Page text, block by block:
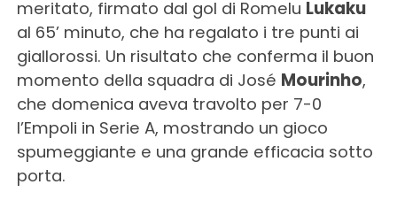
meritato, firmato dal gol di Romelu Lukaku
al 65’ minuto, che ha regalato i tre punti ai
giallorossi. Un risultato che conferma il buon
momento della squadra di José Mourinho,
che domenica aveva travolto per 7-0
l’Empoli in Serie A, mostrando un gioco
spumeggiante e una grande efficacia sotto
porta.